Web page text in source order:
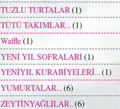
TUZLU TURTALAR (1)
TÜTÜ TAKIMLAR...(1)
Waffle(1)
YENİ YIL SOFRALARI(1)
YENİYIL KURABİYELERİ...(1)
YUMURTALAR...(6)
ZEYTİNYAĞLILAR.. (6)